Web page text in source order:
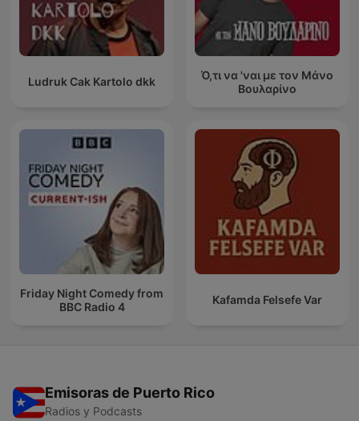
Ludruk Cak Kartolo dkk
Ό,τι να 'ναι με τον Μάνο
Βουλαρίνο
Friday Night Comedy from
BBC Radio 4
Kafamda Felsefe Var
Emisoras de Puerto Rico
Radios y Podcasts